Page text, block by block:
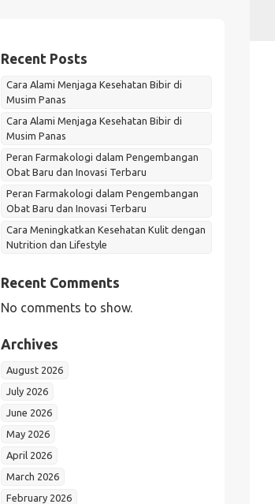
Recent Posts
Cara Alami Menjaga Kesehatan Bibir di
Musim Panas
Cara Alami Menjaga Kesehatan Bibir di
Musim Panas
Peran Farmakologi dalam Pengembangan
Obat Baru dan Inovasi Terbaru
Peran Farmakologi dalam Pengembangan
Obat Baru dan Inovasi Terbaru
Cara Meningkatkan Kesehatan Kulit dengan
Nutrition dan Lifestyle
Recent Comments
No comments to show.
Archives
August 2026
July 2026
June 2026
May 2026
April 2026
March 2026
February 2026